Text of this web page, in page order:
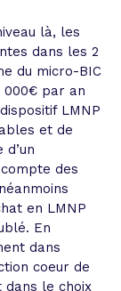
là, les
dans les 2
du micro-BIC
000€ par an
LMNP
et de
des
en LMNP
En
dans
coeur de
dans le choix